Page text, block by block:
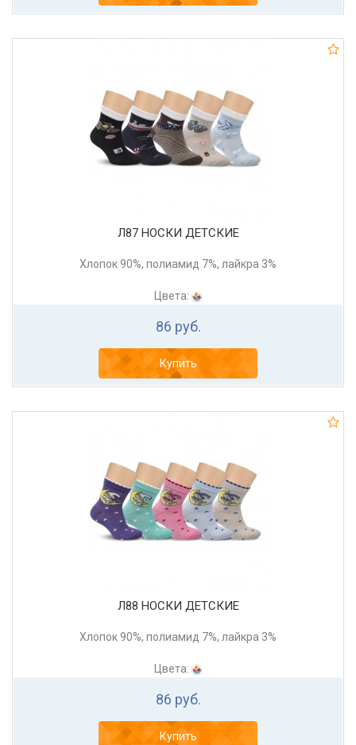
Л87 НОСКИ ДЕТСКИЕ
Хлопок 90%, полиамид 7%, лайкра 3%
Цвета:
86 руб.
Купить
Л88 НОСКИ ДЕТСКИЕ
Хлопок 90%, полиамид 7%, лайкра 3%
Цвета:
86 руб.
Купить